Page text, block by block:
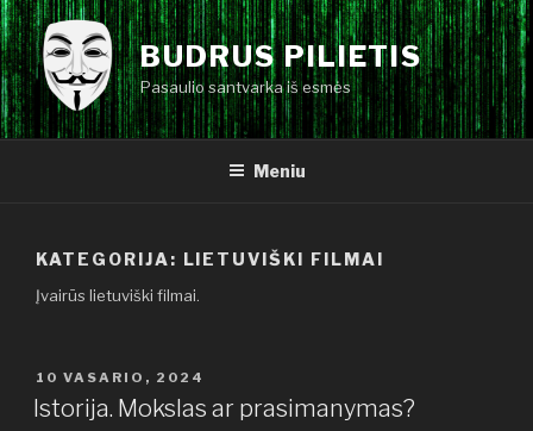
Eiti
prie
turinio
BUDRUS PILIETIS
Pasaulio santvarka iš esmės
Meniu
KATEGORIJA: LIETUVIŠKI FILMAI
Įvairūs lietuviški filmai.
PASKELBTA
10 VASARIO, 2024
Istorija. Mokslas ar prasimanymas?